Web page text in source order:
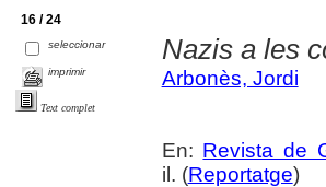
16 / 24
seleccionar
imprimir
Text complet
Nazis a les
Arbonès, Jordi
En: Revista de
il. (Reportatge)